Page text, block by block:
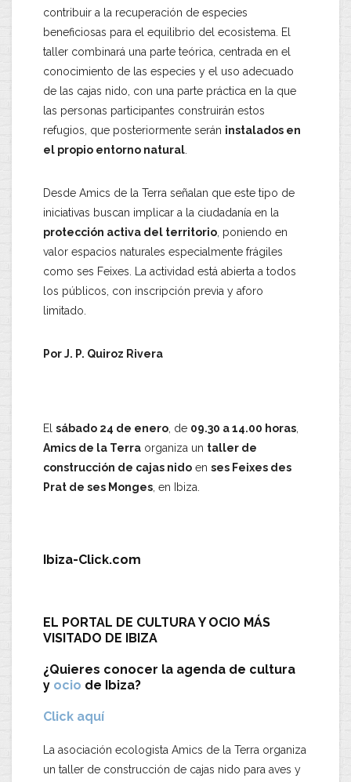
contribuir a la recuperación de especies
beneficiosas para el equilibrio del ecosistema. El
taller combinará una parte teórica, centrada en el
conocimiento de las especies y el uso adecuado
de las cajas nido, con una parte práctica en la que
las personas participantes construirán estos
refugios, que posteriormente serán instalados en
el propio entorno natural
Desde Amics de la Terra señalan que este tipo de
iniciativas buscan implicar a la ciudadanía en la
protección activa del territorio , poniendo en
valor espacios naturales especialmente frágiles
como ses Feixes. La actividad está abierta a todos
los públicos, con inscripción previa y aforo
limitado.
Por J. P. Quiroz Rivera
El sábado 24 de enero , de 09.30 a 14.00 horas
Amics de la Terra organiza un taller de
construcción de cajas nido en ses Feixes des
Prat de ses Monges , en Ibiza.
Ibiza-Click.com
EL PORTAL DE CULTURA Y OCIO MÁS
VISITADO DE IBIZA
¿Quieres conocer la agenda de cultura
y ocio de Ibiza?
Click aquí
La asociación ecologista Amics de la Terra organiza
un taller de construcción de cajas nido para aves y